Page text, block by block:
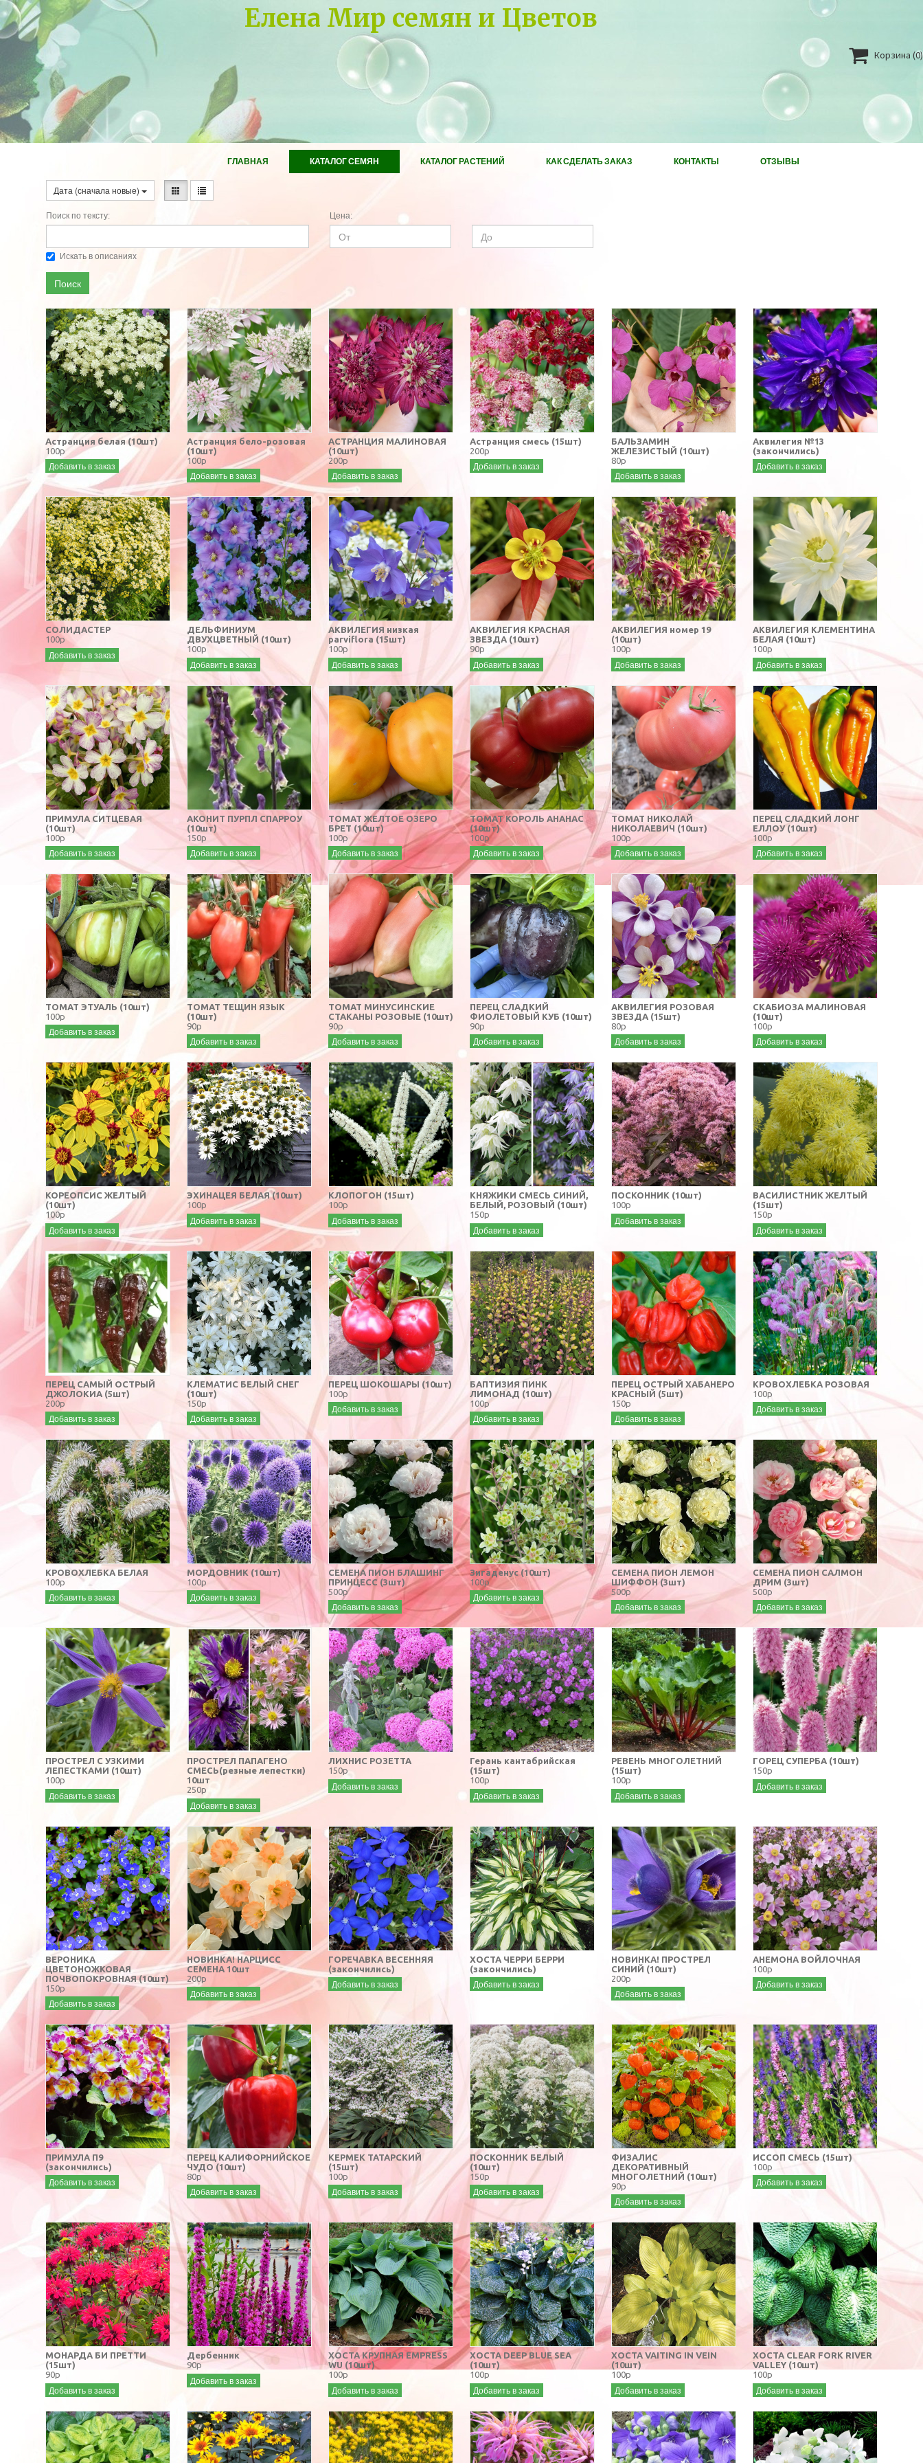
Елена Мир семян и Цветов
 Корзина (0)
ГЛАВНАЯ КАТАЛОГ СЕМЯН КАТАЛОГ РАСТЕНИЙ КАК СДЕЛАТЬ ЗАКАЗ КОНТАКТЫ ОТЗЫВЫ
Дата (сначала новые)
Поиск по тексту:
Искать в описаниях
Цена:
Поиск
Астранция белая (10шт)
100р
Добавить в заказ
Астранция бело-розовая
(10шт)
100р
Добавить в заказ
АСТРАНЦИЯ МАЛИНОВАЯ
(10шт)
200р
Добавить в заказ
Астранция смесь (15шт)
200р
Добавить в заказ
БАЛЬЗАМИН
ЖЕЛЕЗИСТЫЙ (10шт)
80р
Добавить в заказ
Аквилегия №13
(закончились)
Добавить в заказ
СОЛИДАСТЕР
100р
Добавить в заказ
ДЕЛЬФИНИУМ
ДВУХЦВЕТНЫЙ (10шт)
100р
Добавить в заказ
АКВИЛЕГИЯ низкая
parviflora (15шт)
100р
Добавить в заказ
АКВИЛЕГИЯ КРАСНАЯ
ЗВЕЗДА (10шт)
90р
Добавить в заказ
АКВИЛЕГИЯ номер 19
(10шт)
100р
Добавить в заказ
АКВИЛЕГИЯ КЛЕМЕНТИНА
БЕЛАЯ (10шт)
100р
Добавить в заказ
ПРИМУЛА СИТЦЕВАЯ
(10шт)
100р
Добавить в заказ
АКОНИТ ПУРПЛ СПАРРОУ
(10шт)
150р
Добавить в заказ
ТОМАТ ЖЕЛТОЕ ОЗЕРО
БРЕТ (10шт)
100р
Добавить в заказ
ТОМАТ КОРОЛЬ АНАНАС
(10шт)
100р
Добавить в заказ
ТОМАТ НИКОЛАЙ
НИКОЛАЕВИЧ (10шт)
100р
Добавить в заказ
ПЕРЕЦ СЛАДКИЙ ЛОНГ
ЕЛЛОУ (10шт)
100р
Добавить в заказ
ТОМАТ ЭТУАЛЬ (10шт)
100р
Добавить в заказ
ТОМАТ ТЕЩИН ЯЗЫК
(10шт)
90р
Добавить в заказ
ТОМАТ МИНУСИНСКИЕ
СТАКАНЫ РОЗОВЫЕ (10шт)
90р
Добавить в заказ
ПЕРЕЦ СЛАДКИЙ
ФИОЛЕТОВЫЙ КУБ (10шт)
90р
Добавить в заказ
АКВИЛЕГИЯ РОЗОВАЯ
ЗВЕЗДА (15шт)
80р
Добавить в заказ
СКАБИОЗА МАЛИНОВАЯ
(10шт)
100р
Добавить в заказ
КОРЕОПСИС ЖЕЛТЫЙ
(10шт)
100р
Добавить в заказ
ЭХИНАЦЕЯ БЕЛАЯ (10шт)
100р
Добавить в заказ
КЛОПОГОН (15шт)
100р
Добавить в заказ
КНЯЖИКИ СМЕСЬ СИНИЙ,
БЕЛЫЙ, РОЗОВЫЙ (10шт)
150р
Добавить в заказ
ПОСКОННИК (10шт)
100р
Добавить в заказ
ВАСИЛИСТНИК ЖЕЛТЫЙ
(15шт)
150р
Добавить в заказ
ПЕРЕЦ САМЫЙ ОСТРЫЙ
ДЖОЛОКИА (5шт)
200р
Добавить в заказ
КЛЕМАТИС БЕЛЫЙ СНЕГ
(10шт)
150р
Добавить в заказ
ПЕРЕЦ ШОКОШАРЫ (10шт)
100р
Добавить в заказ
БАПТИЗИЯ ПИНК
ЛИМОНАД (10шт)
100р
Добавить в заказ
ПЕРЕЦ ОСТРЫЙ ХАБАНЕРО
КРАСНЫЙ (5шт)
150р
Добавить в заказ
КРОВОХЛЕБКА РОЗОВАЯ
100р
Добавить в заказ
КРОВОХЛЕБКА БЕЛАЯ
100р
Добавить в заказ
МОРДОВНИК (10шт)
100р
Добавить в заказ
СЕМЕНА ПИОН БЛАШИНГ
ПРИНЦЕСС (3шт)
500р
Добавить в заказ
Зигаденус (10шт)
100р
Добавить в заказ
СЕМЕНА ПИОН ЛЕМОН
ШИФФОН (3шт)
500р
Добавить в заказ
СЕМЕНА ПИОН САЛМОН
ДРИМ (3шт)
500р
Добавить в заказ
ПРОСТРЕЛ С УЗКИМИ
ЛЕПЕСТКАМИ (10шт)
100р
Добавить в заказ
ПРОСТРЕЛ ПАПАГЕНО
СМЕСЬ(резные лепестки)
10шт
250р
Добавить в заказ
ЛИХНИС РОЗЕТТА
150р
Добавить в заказ
Герань кантабрийская
(15шт)
100р
Добавить в заказ
РЕВЕНЬ МНОГОЛЕТНИЙ
(15шт)
100р
Добавить в заказ
ГОРЕЦ СУПЕРБА (10шт)
150р
Добавить в заказ
ВЕРОНИКА
ЦВЕТОНОЖКОВАЯ
ПОЧВОПОКРОВНАЯ (10шт)
150р
Добавить в заказ
НОВИНКА! НАРЦИСС
СЕМЕНА 10шт
200р
Добавить в заказ
ГОРЕЧАВКА ВЕСЕННЯЯ
(закончились)
Добавить в заказ
ХОСТА ЧЕРРИ БЕРРИ
(закончились)
Добавить в заказ
НОВИНКА! ПРОСТРЕЛ
СИНИЙ (10шт)
200р
Добавить в заказ
АНЕМОНА ВОЙЛОЧНАЯ
100р
Добавить в заказ
ПРИМУЛА П9
(закончились)
Добавить в заказ
ПЕРЕЦ КАЛИФОРНИЙСКОЕ
ЧУДО (10шт)
80р
Добавить в заказ
КЕРМЕК ТАТАРСКИЙ
(15шт)
100р
Добавить в заказ
ПОСКОННИК БЕЛЫЙ
(10шт)
150р
Добавить в заказ
ФИЗАЛИС
ДЕКОРАТИВНЫЙ
МНОГОЛЕТНИЙ (10шт)
90р
Добавить в заказ
ИССОП СМЕСЬ (15шт)
100р
Добавить в заказ
МОНАРДА БИ ПРЕТТИ
(15шт)
90р
Добавить в заказ
Дербенник
90р
Добавить в заказ
ХОСТА КРУПНАЯ EMPRESS
WU (10шт)
100р
Добавить в заказ
ХОСТА DEEP BLUE SEA
(10шт)
100р
Добавить в заказ
ХОСТА VAITING IN VEIN
(10шт)
100р
Добавить в заказ
ХОСТА CLEAR FORK RIVER
VALLEY (10шт)
100р
Добавить в заказ